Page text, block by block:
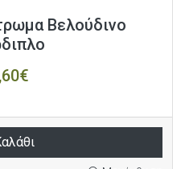
Βελούδινο